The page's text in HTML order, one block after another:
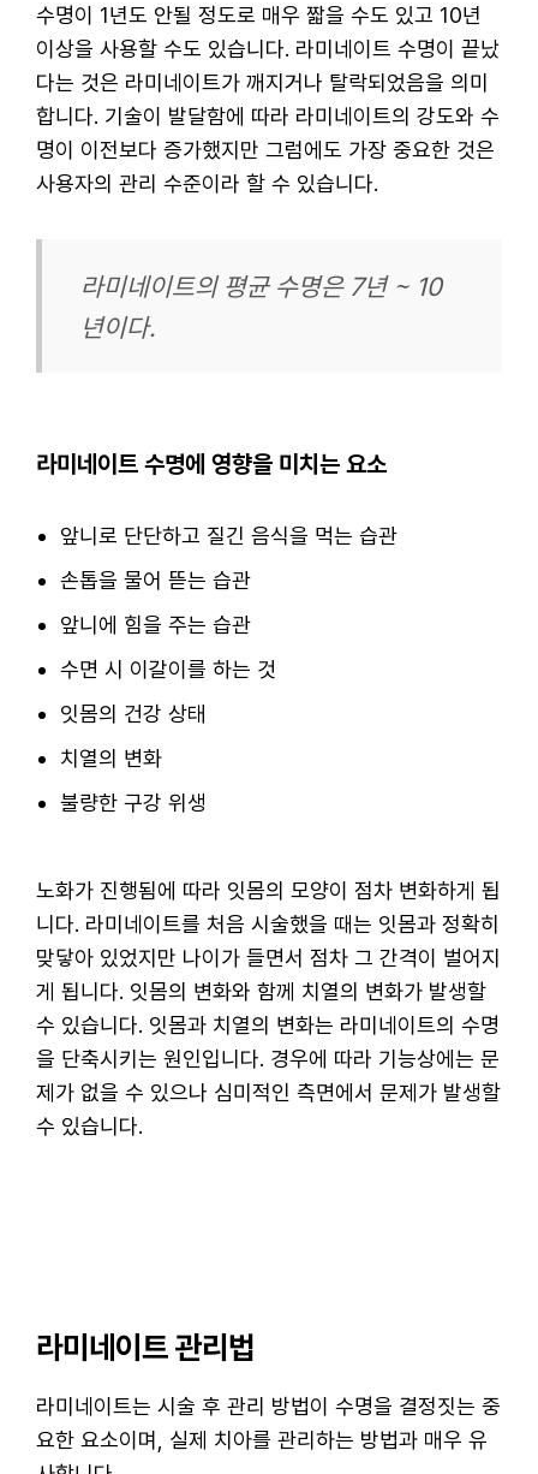
수명이 1년도 안될 정도로 매우 짧을 수도 있고 10년
이상을 사용할 수도 있습니다. 라미네이트 수명이 끝났
다는 것은 라미네이트가 깨지거나 탈락되었음을 의미
합니다. 기술이 발달함에 따라 라미네이트의 강도와 수
명이 이전보다 증가했지만 그럼에도 가장 중요한 것은
사용자의 관리 수준이라 할 수 있습니다.
라미네이트의 평균 수명은 7년 ~ 10
년이다.
라미네이트 수명에 영향을 미치는 요소
앞니로 단단하고 질긴 음식을 먹는 습관
손톱을 물어 뜯는 습관
앞니에 힘을 주는 습관
수면 시 이갈이를 하는 것
잇몸의 건강 상태
치열의 변화
불량한 구강 위생
노화가 진행됨에 따라 잇몸의 모양이 점차 변화하게 됩
니다. 라미네이트를 처음 시술했을 때는 잇몸과 정확히
맞닿아 있었지만 나이가 들면서 점차 그 간격이 벌어지
게 됩니다. 잇몸의 변화와 함께 치열의 변화가 발생할
수 있습니다. 잇몸과 치열의 변화는 라미네이트의 수명
을 단축시키는 원인입니다. 경우에 따라 기능상에는 문
제가 없을 수 있으나 심미적인 측면에서 문제가 발생할
수 있습니다.
라미네이트 관리법
라미네이트는 시술 후 관리 방법이 수명을 결정짓는 중
요한 요소이며, 실제 치아를 관리하는 방법과 매우 유